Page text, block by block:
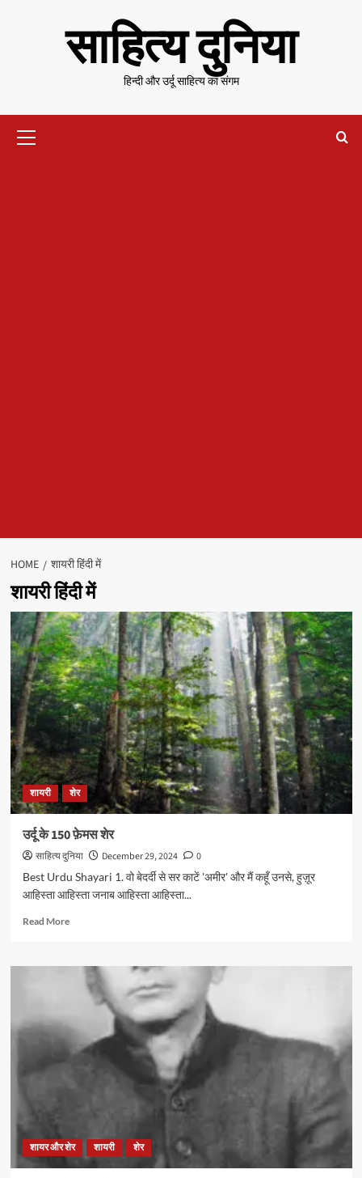
साहित्य दुनिया
हिन्दी और उर्दू साहित्य का संगम
Menu
HOME शायरी हिंदी में
शायरी हिंदी में
शायरी शेर
उर्दू के 150 फ़ेमस शेर
साहित्य दुनिया December 29, 2024
0
Best Urdu Shayari 1. वो बेदर्दी से सर काटें 'अमीर' और मैं कहूँ उनसे, हुज़ूर
आहिस्ता आहिस्ता जनाब आहिस्ता आहिस्ता...
Read MoreRead
उर्दू
शेर
शायर और शेर शायरी शेर